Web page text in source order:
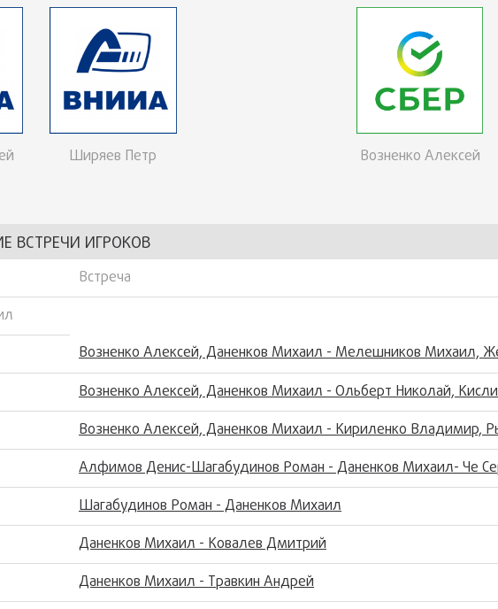
Ширяев Петр Возненко Алексей
ВСТРЕЧИ ИГРОКОВ
Встреча
Возненко Алексей, Даненков Михаил - Мелешников Михаил,
Возненко Алексей, Даненков Михаил - Ольберт Николай,
Возненко Алексей, Даненков Михаил - Кириленко Владимир,
Алфимов Денис-Шагабудинов Роман - Даненков Михаил- Че
Шагабудинов Роман - Даненков Михаил
Даненков Михаил - Ковалев Дмитрий
Даненков Михаил - Травкин Андрей